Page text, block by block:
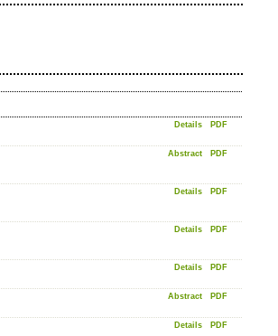
Details PDF
Abstract PDF
Details PDF
Details PDF
Details PDF
Abstract PDF
Details PDF